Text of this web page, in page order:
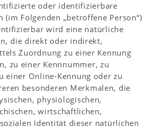
oder identifizierbare
(im Folgenden „betroffene Person“)
wird eine natürliche
die direkt oder indirekt,
Zuordnung zu einer Kennung
zu einer Kennnummer, zu
einer Online-Kennung oder zu
besonderen Merkmalen, die
physiologischen,
wirtschaftlichen,
Identität dieser natürlichen